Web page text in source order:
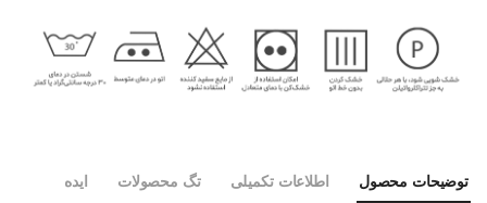
توضیحات محصول اطلاعات تکمیلی تگ محصولات ایده